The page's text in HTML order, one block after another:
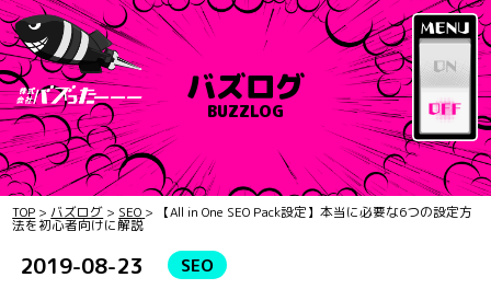
バズログ
BUZZLOG
TOP > バズログ > SEO > 【All in One SEO Pack設定】本当に必要な6つの設定方
法を初心者向けに解説
2019-08-23 SEO